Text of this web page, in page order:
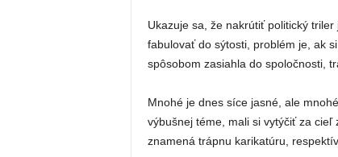
Ukazuje sa, že nakrútiť politický
fabulovať do sýtosti, problém je, ak
spôsobom zasiahla do spoločnosti,
Mnohé je dnes síce jasné, ale
výbušnej téme, mali si vytýčiť za
znamená trápnu karikatúru,